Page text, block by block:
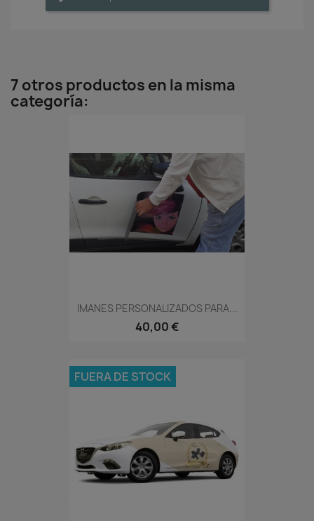
7 otros productos en la misma
categoría:
IMANES PERSONALIZADOS PARA...
40,00 €
FUERA DE STOCK